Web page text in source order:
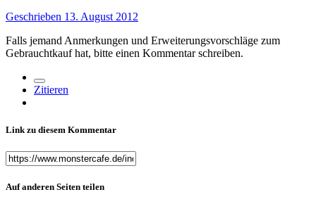
Geschrieben 13. August 2012
Falls jemand Anmerkungen und Erweiterungsvorschläge zum
Gebrauchtkauf hat, bitte einen Kommentar schreiben.
Zitieren
Link zu diesem Kommentar
Auf anderen Seiten teilen